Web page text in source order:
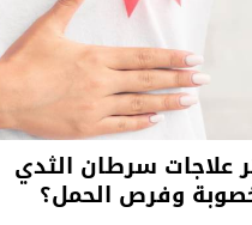
علاجات سرطان الثدي
وفرص الحمل؟